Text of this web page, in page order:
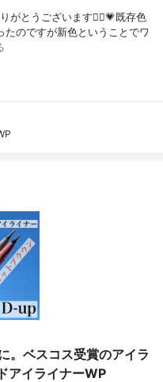
がとうございます🙇‍♀️💗既存色
のですが新色ということでワ
。ベスコス受賞のアイラ
アイライナーWP